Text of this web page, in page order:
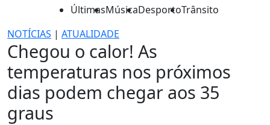
ÚltimasMúsicaDesportoTrânsito
NOTÍCIAS | ATUALIDADE
Chegou o calor! As
temperaturas nos próximos
dias podem chegar aos 35
graus